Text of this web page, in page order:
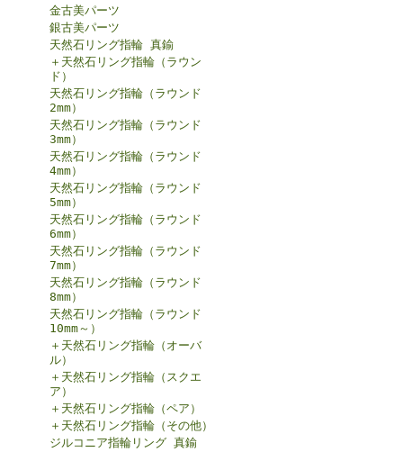
金古美パーツ
銀古美パーツ
天然石リング指輪 真鍮
＋天然石リング指輪（ラウン
ド）
天然石リング指輪（ラウンド
2mm）
天然石リング指輪（ラウンド
3mm）
天然石リング指輪（ラウンド
4mm）
天然石リング指輪（ラウンド
5mm）
天然石リング指輪（ラウンド
6mm）
天然石リング指輪（ラウンド
7mm）
天然石リング指輪（ラウンド
8mm）
天然石リング指輪（ラウンド
10mm～）
＋天然石リング指輪（オーバ
ル）
＋天然石リング指輪（スクエ
ア）
＋天然石リング指輪（ペア）
＋天然石リング指輪（その他）
ジルコニア指輪リング 真鍮